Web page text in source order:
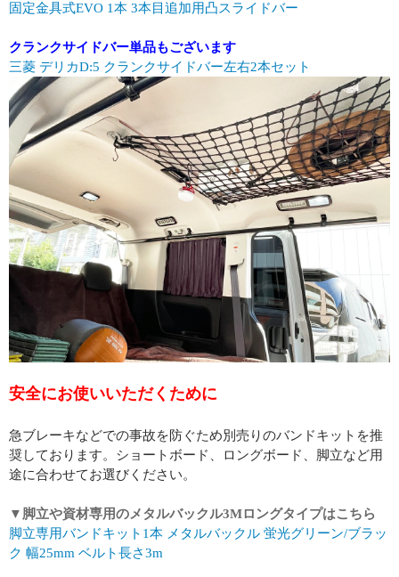
固定金具式EVO 1本 3本目追加用凸スライドバー
クランクサイドバー単品もございます
三菱 デリカD:5 クランクサイドバー左右2本セット
安全にお使いいただくために
急ブレーキなどでの事故を防ぐため別売りのバンドキットを推
奨しております。ショートボード、ロングボード、脚立など用
途に合わせてお選びください。
▼脚立や資材専用のメタルバックル3Mロングタイプはこちら
脚立専用バンドキット1本 メタルバックル 蛍光グリーン/ブラッ
ク 幅25mm ベルト長さ3m